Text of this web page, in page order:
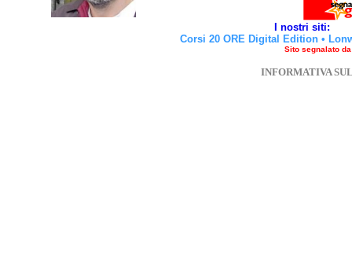
I nostri siti:
Corsi 20 ORE Digital Edition •
Sito segnalato
INFORMATIVA